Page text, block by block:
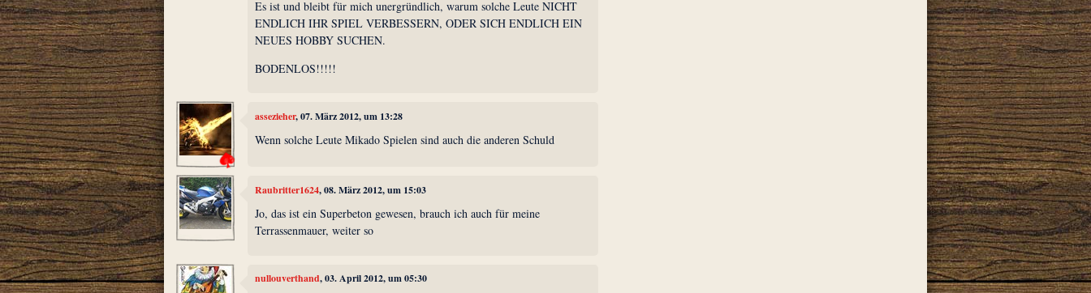
Es ist und bleibt für mich unergründlich, warum solche Leute NICHT
ENDLICH IHR SPIEL VERBESSERN, ODER SICH ENDLICH EIN
NEUES HOBBY SUCHEN.
BODENLOS!!!!!
assezieher, 07. März 2012, um 13:28
Wenn solche Leute Mikado Spielen sind auch die anderen Schuld
Raubritter1624, 08. März 2012, um 15:03
Jo, das ist ein Superbeton gewesen, brauch ich auch für meine
Terrassenmauer, weiter so
nullouverthand, 03. April 2012, um 05:30